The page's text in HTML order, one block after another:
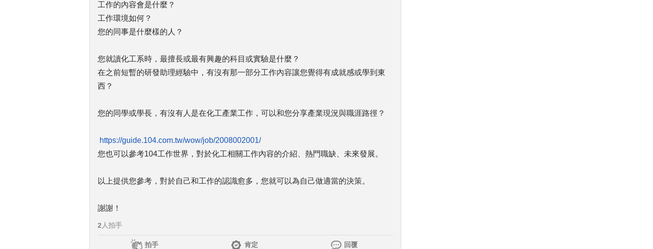
工作的內容會是什麼？
工作環境如何？
您的同事是什麼樣的人？
您就讀化工系時，最擅長或最有興趣的科目或實驗是什麼？
在之前短暫的研發助理經驗中，有沒有那一部分工作內容讓您覺得有成就感或學到東
西？
您的同學或學長，有沒有人是在化工產業工作，可以和您分享產業現況與職涯路徑？
https://guide.104.com.tw/wow/job/2008002001/
您也可以參考104工作世界，對於化工相關工作內容的介紹、熱門職缺、未來發展。
以上提供您參考，對於自己和工作的認識愈多，您就可以為自己做適當的決策。
謝謝！
2 人拍手
拍手 肯定 回覆